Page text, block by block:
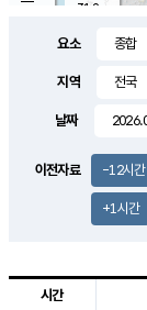
31.8
요소
지역
날짜
이전자료 -12시간
+1시간
시간